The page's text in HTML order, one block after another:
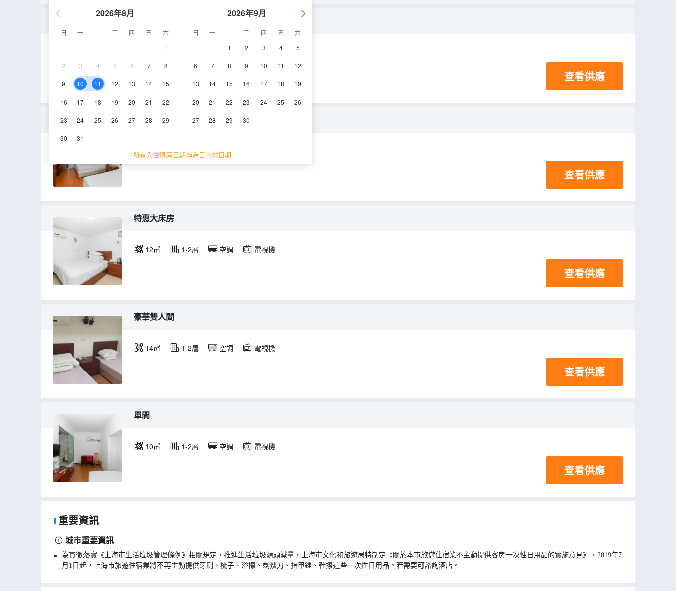
2026年8月
日 一 二 三 四 五
六
1
2 3 4 5 6 7 8
9 10 11 12 13 14 15
16 17 18 19 20 21 22
23 24 25 26 27 28 29
30 31
2026年9月
日 一 二 三 四 五
六
1
2 3 4 5
6 7 8 9 10 11 12
13 14 15 16 17 18 19
20 21 22 23 24 25 26
27 28 29 30
*所有入住退房日期均為目的地日期
電視機
查看供應
標準間
15㎡ 1-2層 空調
查看供應
特惠大床房
12㎡ 1-2層 空調 電視機
查看供應
豪華雙人間
14㎡ 1-2層 空調 電視機
查看供應
單間
10㎡ 1-2層 空調 電視機
查看供應
重要資訊
城市重要資訊
為貫徹落實《上海市生活垃圾管理條例》相關規定，推進生活垃圾源頭減量，上海市文化和旅遊局特制定《關於本市旅遊住宿業不主動提供客房一次性日用品的實施意見》，2019年7
月1日起，上海市旅遊住宿業將不再主動提供牙刷、梳子、浴擦、剃鬚刀、指甲銼、鞋擦這些一次性日用品。若需要可諮詢酒店。